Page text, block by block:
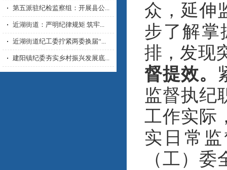
第五派驻纪检监察组：开展县公...
近湖街道：严明纪律规矩 筑牢...
近湖街道纪工委拧紧两委换届“...
建阳镇纪委夯实乡村振兴发展底...
众，延伸
步了解掌
排，发现
督提效。
监督执纪
工作实际
实日常
（工）